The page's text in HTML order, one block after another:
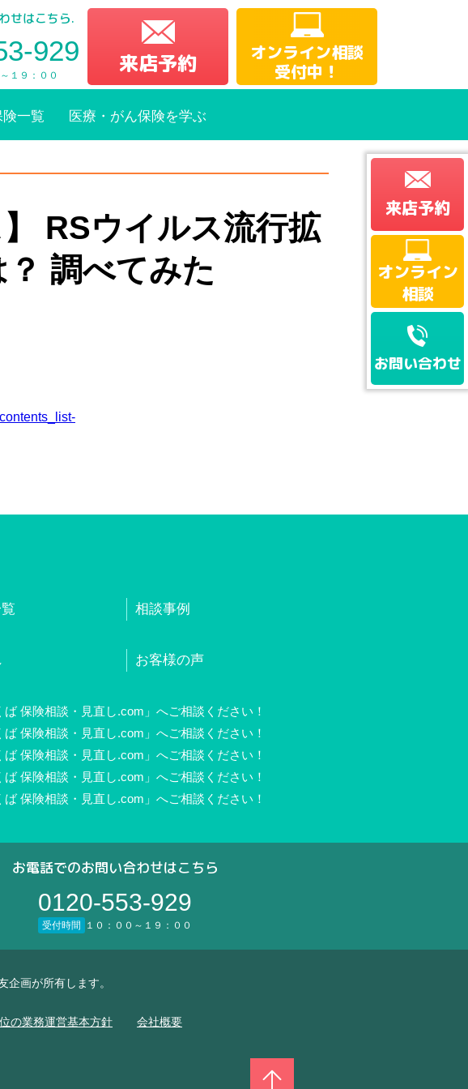
せはこちら.
929
１９：００ 来店予約
オンライン相談
受付中！
一覧 医療・がん保険を学ぶ
RSウイルス流行拡
調べてみた
来店予約
オンライン
相談
お問い合わせ
相談事例
お客様の声
保険相談・見直し.com」へご相談ください！
保険相談・見直し.com」へご相談ください！
保険相談・見直し.com」へご相談ください！
保険相談・見直し.com」へご相談ください！
保険相談・見直し.com」へご相談ください！
お電話でのお問い合わせはこちら
0120-553-929
受付時間 １０：００～１９：００
画が所有します。
の業務運営基本方針 会社概要